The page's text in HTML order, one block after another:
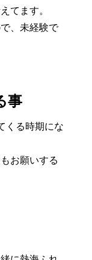
てます。
、未経験で
事
くる時期にな
お願いする